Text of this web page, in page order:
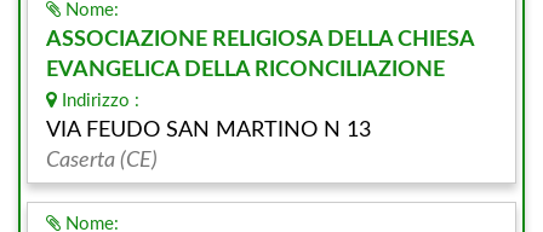
Nome:
ASSOCIAZIONE RELIGIOSA DELLA CHIESA
EVANGELICA DELLA RICONCILIAZIONE
Indirizzo :
VIA FEUDO SAN MARTINO N 13
Caserta (CE)
Nome: